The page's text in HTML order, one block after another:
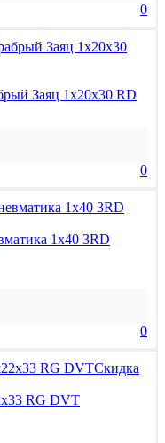
0
Заяц 1x20x30 RD
0
1x40 3RD
0
Скидка
RG DVT